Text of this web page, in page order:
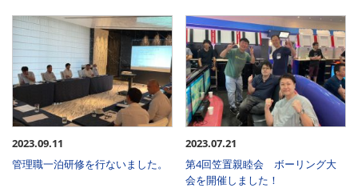
2023.09.11
管理職一泊研修を行ないました。
2023.07.21
第4回笠置親睦会 ボーリング大
会を開催しました！